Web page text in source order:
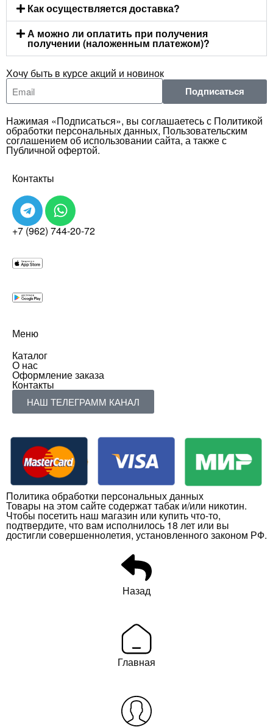
Как осуществляется доставка?
А можно ли оплатить при получения
получении (наложенным платежом)?
Хочу быть в курсе акций и новинок
Подписаться
Нажимая «Подписаться», вы соглашаетесь с Политикой
обработки персональных данных, Пользовательским
соглашением об использовании сайта, а также с
Публичной офертой.
Контакты
+7 (962) 744-20-72
Меню
Каталог
О нас
Оформление заказа
Контакты
НАШ ТЕЛЕГРАММ КАНАЛ
Политика обработки персональных данных
Товары на этом сайте содержат табак и/или никотин.
Чтобы посетить наш магазин или купить что-то,
подтвердите, что вам исполнилось 18 лет или вы
достигли совершеннолетия, установленного законом РФ.
Назад
Главная